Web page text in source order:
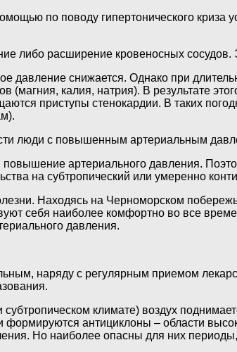
по поводу гипертонического
либо расширение кровеносных
снижается. Однако при
(магния, калия, натрия). В результате
приступы стенокардии. В таких
люди с повышенным артериальным
артериального давления.
на субтропический или умеренно
Находясь на Черноморском
себя наиболее комфортно во все
давления.
наряду с регулярным приемом
климате) воздух
формируются антициклоны – области
Но наиболее опасны для них периоды,